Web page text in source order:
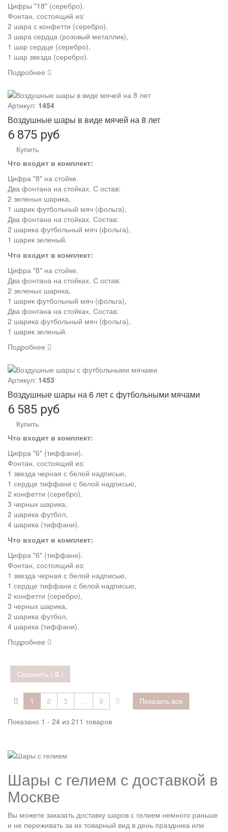
Цифры "18" (серебро).
Фонтан, состоящий из:
2 шара с конфетти (серебро),
3 шара сердца (розовый металлик),
1 шар сердце (серебро),
1 шар звезда (серебро).
Подробнее
Артикул: 1454
Воздушные шары в виде мячей на 8 лет
6 875 руб
Купить
Что входит в комплект:
Цифра "8" на стойке.
Два фонтана на стойках. С остав:
2 зеленых шарика,
1 шарик футбольный мяч (фольга),
Два фонтана на стойках. Состав:
2 шарика футбольный мяч (фольга),
1 шарик зеленый.
Что входит в комплект:
Цифра "8" на стойке.
Два фонтана на стойках. С остав:
2 зеленых шарика,
1 шарик футбольный мяч (фольга),
Два фонтана на стойках. Состав:
2 шарика футбольный мяч (фольга),
1 шарик зеленый.
Подробнее
Артикул: 1453
Воздушные шары на 6 лет с футбольными мячами
6 585 руб
Купить
Что входит в комплект:
Цифра "6" (тиффани).
Фонтан, состоящий из:
1 звезда черная с белой надписью,
1 сердце тиффани с белой надписью,
2 конфетти (серебро),
3 черных шарика,
2 шарика футбол,
4 шарика (тиффани).
Что входит в комплект:
Цифра "6" (тиффани).
Фонтан, состоящий из:
1 звезда черная с белой надписью,
1 сердце тиффани с белой надписью,
2 конфетти (серебро),
3 черных шарика,
2 шарика футбол,
4 шарика (тиффани).
Подробнее
Сравнить ( 0 )
Показать все
1 2 3 ...
9
Показано 1 - 24 из 211 товаров
Шары с гелием с доставкой в
Москве
Вы можете заказать доставку шаров с гелием немного раньше
и не переживать за их товарный вид в день праздника или